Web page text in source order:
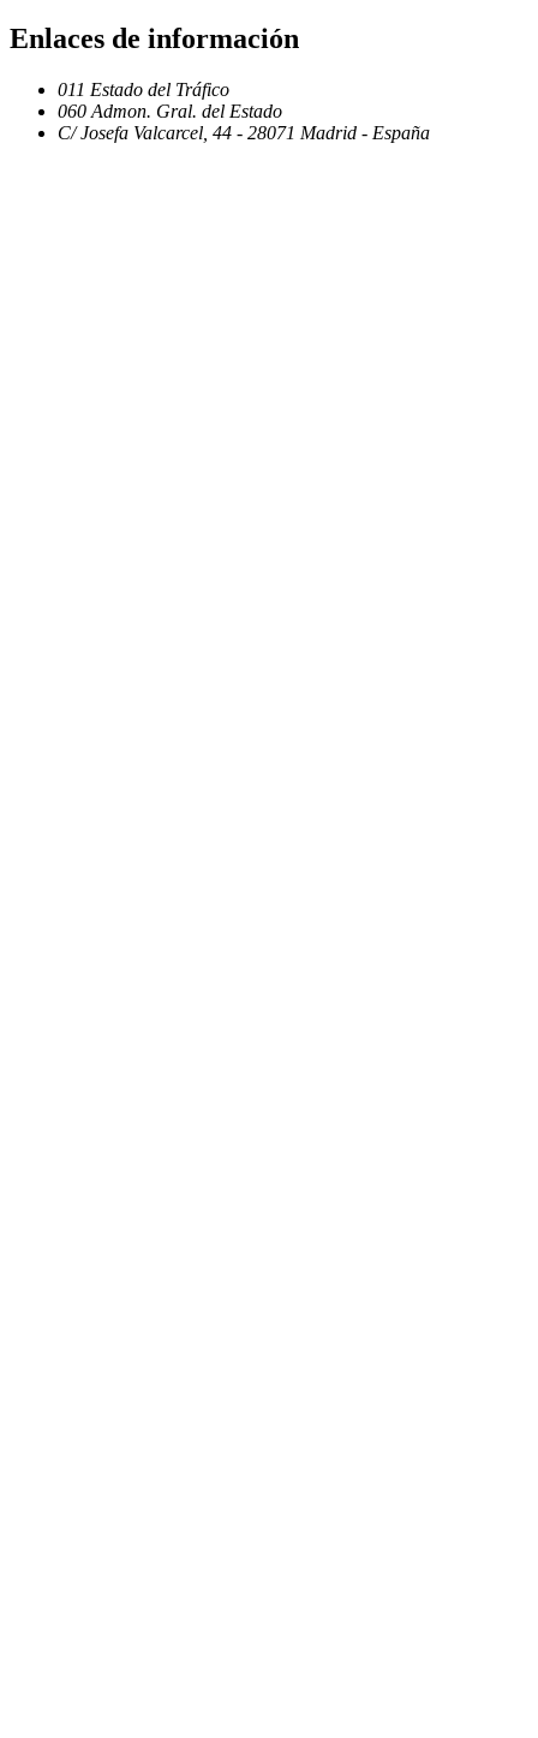
Enlaces de información
011 Estado del Tráfico
060 Admon. Gral. del Estado
C/ Josefa Valcarcel, 44 - 28071 Madrid - España